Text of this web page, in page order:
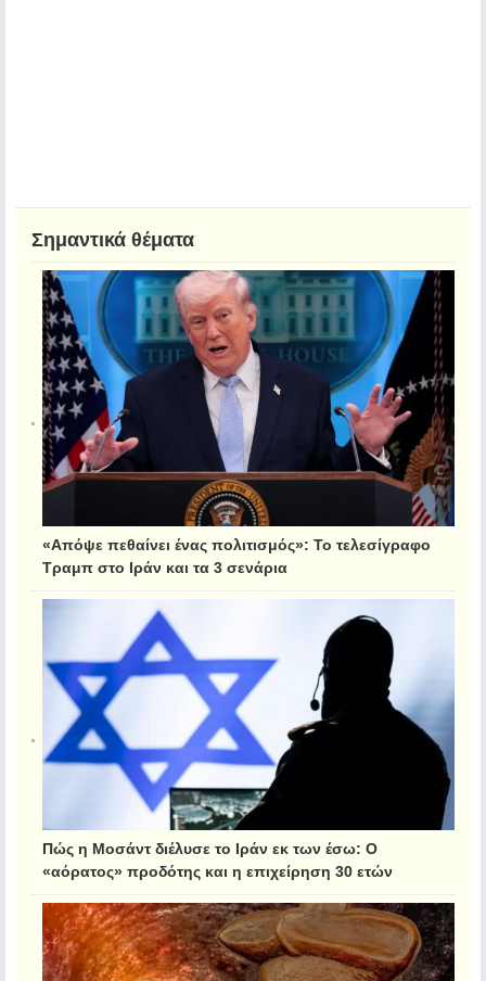
Σημαντικά θέματα
«Απόψε πεθαίνει ένας πολιτισμός»: Το τελεσίγραφο
Τραμπ στο Ιράν και τα 3 σενάρια
Πώς η Μοσάντ διέλυσε το Ιράν εκ των έσω: Ο
«αόρατος» προδότης και η επιχείρηση 30 ετών